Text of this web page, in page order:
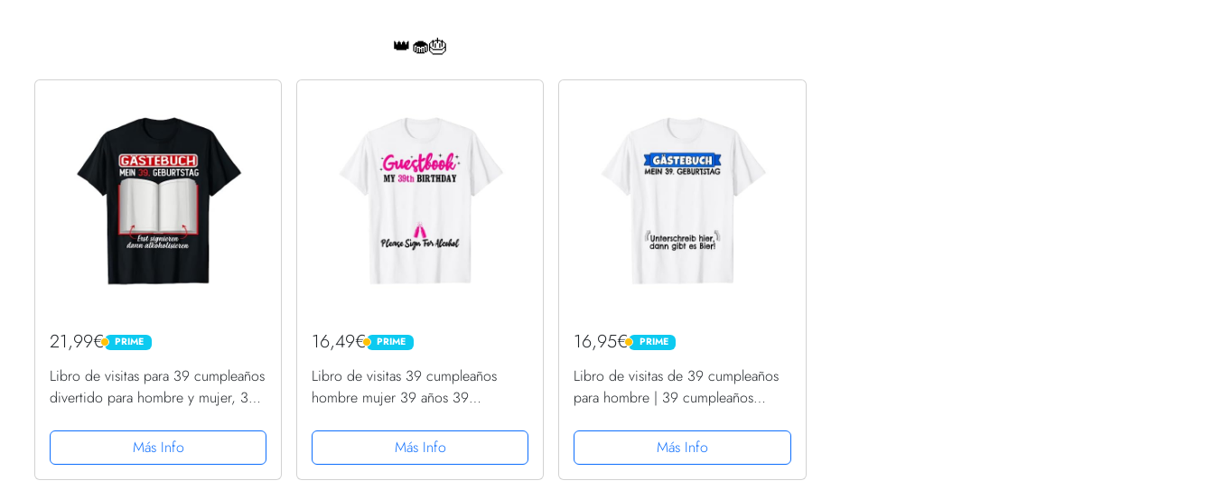
👑🧁🎂
21,99€ PRIME
PRIME
Libro de visitas para 39 cumpleaños
divertido para hombre y mujer, 39
Más Info
16,49€ PRIME
PRIME
Libro de visitas 39 cumpleaños
hombre mujer 39 años 39
Más Info
16,95€ PRIME
PRIME
Libro de visitas de 39 cumpleaños
para hombre | 39 cumpleaños
Más Info